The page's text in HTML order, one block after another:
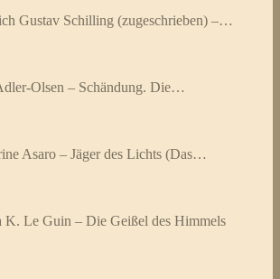
Gustav Schilling (zugeschrieben) –…
Olsen – Schändung. Die…
Asaro – Jäger des Lichts (Das…
K. Le Guin – Die Geißel des Himmels